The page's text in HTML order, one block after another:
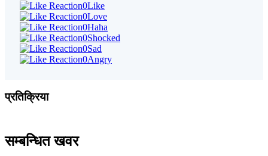
0Like
0Love
0Haha
0Shocked
0Sad
0Angry
प्रतिक्रिया
सम्बन्धित खवर